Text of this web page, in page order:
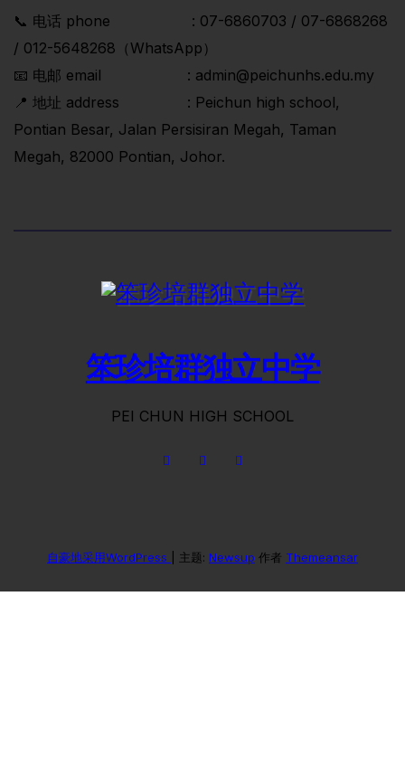
📞 电话 phone : 07-6860703 / 07-6868268
/ 012-5648268（WhatsApp）
📧 电邮 email : admin@peichunhs.edu.my
📍 地址 address : Peichun high school,
Pontian Besar, Jalan Persisiran Megah, Taman
Megah, 82000 Pontian, Johor.
笨珍培群独立中学
PEI CHUN HIGH SCHOOL
自豪地采用WordPress 主题: Newsup 作者 Themeansar